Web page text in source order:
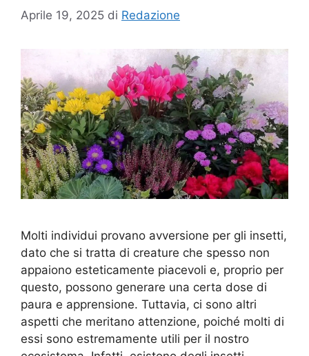
Aprile 19, 2025 di Redazione
Molti individui provano avversione per gli insetti,
dato che si tratta di creature che spesso non
appaiono esteticamente piacevoli e, proprio per
questo, possono generare una certa dose di
paura e apprensione. Tuttavia, ci sono altri
aspetti che meritano attenzione, poiché molti di
essi sono estremamente utili per il nostro